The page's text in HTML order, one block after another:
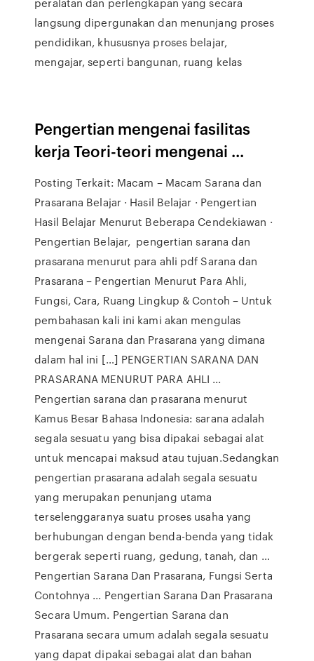
langsung dipergunakan dan menunjang proses
pendidikan, khususnya proses belajar,
mengajar, seperti bangunan, ruang kelas
Pengertian mengenai fasilitas
kerja Teori-teori mengenai ...
Posting Terkait: Macam – Macam Sarana dan
Prasarana Belajar · Hasil Belajar · Pengertian
Hasil Belajar Menurut Beberapa Cendekiawan ·
Pengertian Belajar, pengertian sarana dan
prasarana menurut para ahli pdf Sarana dan
Prasarana – Pengertian Menurut Para Ahli,
Fungsi, Cara, Ruang Lingkup & Contoh – Untuk
pembahasan kali ini kami akan mengulas
mengenai Sarana dan Prasarana yang dimana
dalam hal ini […] PENGERTIAN SARANA DAN
PRASARANA MENURUT PARA AHLI ...
Pengertian sarana dan prasarana menurut
Kamus Besar Bahasa Indonesia: sarana adalah
segala sesuatu yang bisa dipakai sebagai alat
untuk mencapai maksud atau tujuan.Sedangkan
pengertian prasarana adalah segala sesuatu
yang merupakan penunjang utama
terselenggaranya suatu proses usaha yang
berhubungan dengan benda-benda yang tidak
bergerak seperti ruang, gedung, tanah, dan …
Pengertian Sarana Dan Prasarana, Fungsi Serta
Contohnya ... Pengertian Sarana Dan Prasarana
Secara Umum. Pengertian Sarana dan
Prasarana secara umum adalah segala sesuatu
yang dapat dipakai sebagai alat dan bahan